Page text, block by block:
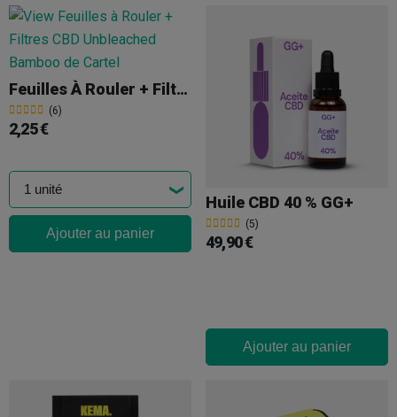
Feuilles À Rouler + Filtres CBD Unbleached Bamboo Cartel
(6)
2,25 €
Ajouter au panier
Huile CBD 40 % GG+
(5)
49,90 €
Ajouter au panier